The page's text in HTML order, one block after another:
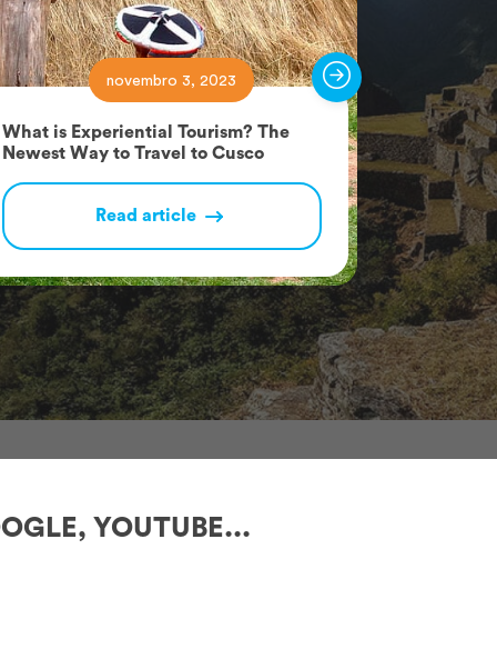
novembro 3, 2023
What is Experiential Tourism? The
Newest Way to Travel to Cusco
Read article
Rainbow
Wanted
YOUTUBE...